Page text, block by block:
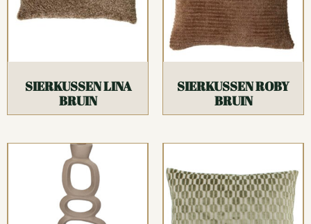
SIERKUSSEN LINA
BRUIN
SIERKUSSEN ROBY
BRUIN